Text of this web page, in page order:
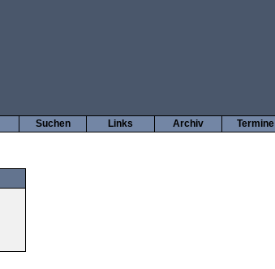
Termine
Archiv
Links
Suchen